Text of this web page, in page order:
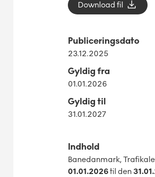
Download fil
Publiceringsdato
23.12.2025
Gyldig fra
01.01.2026
Gyldig til
31.01.2027
Indhold
Banedanmark,
01.01.2026til den